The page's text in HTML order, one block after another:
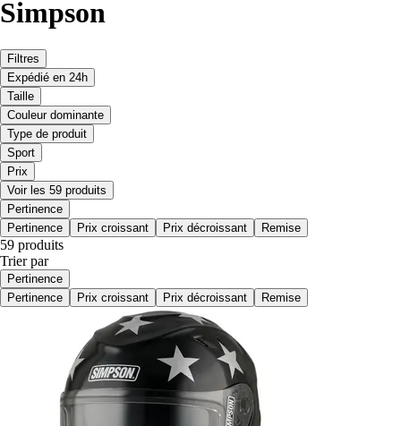
Simpson
Filtres
Expédié en 24h
Taille
Couleur dominante
Type de produit
Sport
Prix
Voir les 59 produits
Pertinence
Pertinence
Prix croissant Prix décroissant Remise
59 produits
Trier par
Pertinence
Pertinence
Prix croissant Prix décroissant Remise